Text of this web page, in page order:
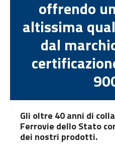
offrendo
altissima
dal
Gli oltre 40 anni di
Ferrovie dello Stato
dei nostri prodotti.